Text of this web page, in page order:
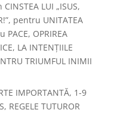
LUI „ISUS,
pentru UNITATEA
PACE, OPRIREA
LA INTENȚIILE
TRIUMFUL INIMII
IMPORTANTĂ, 1-9
REGELE TUTUROR